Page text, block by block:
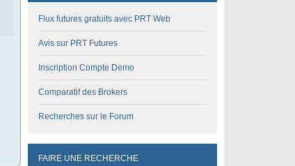
Flux futures gratuits avec PRT Web
Avis sur PRT Futures
Inscription Compte Demo
Comparatif des Brokers
Recherches sur le Forum
FAIRE UNE RECHERCHE